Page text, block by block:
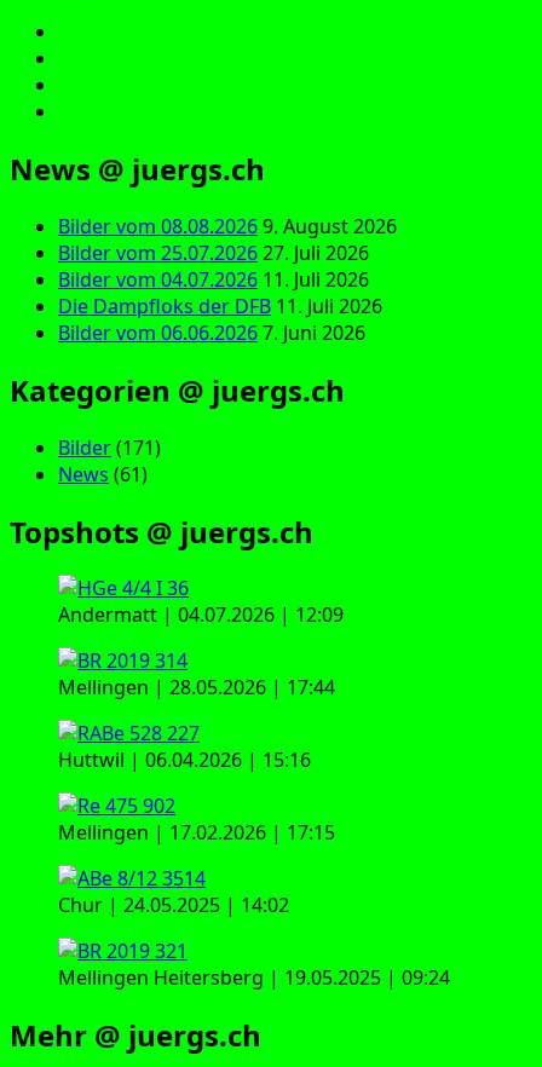
News @ juergs.ch
Bilder vom 08.08.20269. August 2026
Bilder vom 25.07.202627. Juli 2026
Bilder vom 04.07.2026 11. Juli 2026
Die Dampfloks der DFB 11. Juli 2026
Bilder vom 06.06.20267. Juni 2026
Kategorien @ juergs.ch
Bilder(171)
News (61)
Topshots @ juergs.ch
Andermatt | 04.07.2026 | 12:09
Mellingen | 28.05.2026 | 17:44
Huttwil | 06.04.2026 | 15:16
Mellingen | 17.02.2026 | 17:15
Chur | 24.05.2025 | 14:02
Mellingen Heitersberg | 19.05.2025 | 09:24
Mehr @ juergs.ch